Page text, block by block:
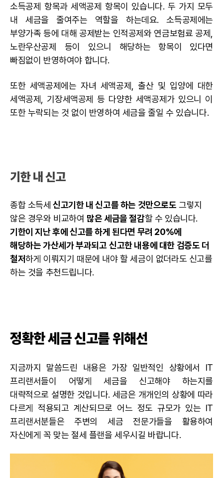
소득공제 항목과 세액공제 항목이 있습니다. 두 가지 모두
내 세금을 줄여주는 역할을 하는데요. 소득공제에는
부양가족 등에 대해 공제받는 인적공제와 연금보험료 공제,
노란우산공제 등이 있으니 해당하는 항목이 있다면
빠짐없이 반영하여야 합니다.
또한 세액공제에는 자녀 세액공제, 출산 및 입양에 대한
세액공제, 기장세액공제 등 다양한 세액공제가 있으니 이
또한 누락되는 것 없이 반영하여 세금을 줄일 수 있습니다.
기한 내 신고
종합 소득세 신고기한 내 신고를 하는 것만으로도 그렇지
않은 경우와 비교하여 많은 세금을 절감할 수 있습니다.
기한이 지난 후에 신고를 하게 된다면 무려 20%에
해당하는 가산세가 부과되고 신고한 내용에 대한 검증도 더
철저하게 이뤄지기 때문에 내야 할 세금이 없더라도 신고를
하는 것을 추천드립니다.
정확한 세금 신고를 위해선
지금까지 말씀드린 내용은 가장 일반적인 상황에서 IT
프리랜서들이 어떻게 세금을 신고해야 하는지를
대략적으로 설명한 것입니다. 세금은 개개인의 상황에 따라
다르게 적용되고 계산되므로 어느 정도 규모가 있는 IT
프리랜서분들은 주변의 세금 전문가들을 활용하여
자신에게 꼭 맞는 절세 플랜을 세우시길 바랍니다.